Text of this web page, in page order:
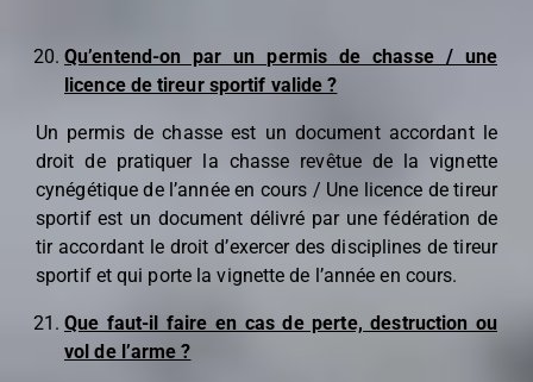
Qu’entend-on par un permis de chasse / une
licence de tireur sportif valide ?
Un permis de chasse est un document accordant le
droit de pratiquer la chasse revêtue de la vignette
cynégétique de l’année en cours / Une licence de tireur
sportif est un document délivré par une fédération de
tir accordant le droit d’exercer des disciplines de tireur
sportif et qui porte la vignette de l’année en cours.
Que faut-il faire en cas de perte, destruction ou
vol de l’arme ?